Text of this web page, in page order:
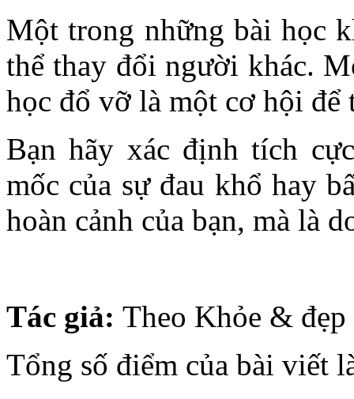
Một trong những bài học
thể thay đổi người khác.
học đổ vỡ là một cơ hội
Bạn hãy xác định tích
mốc của sự đau khổ hay
hoàn cảnh của bạn, mà là
Tác giả: Theo Khỏe & đẹp
Tổng số điểm của bài viết